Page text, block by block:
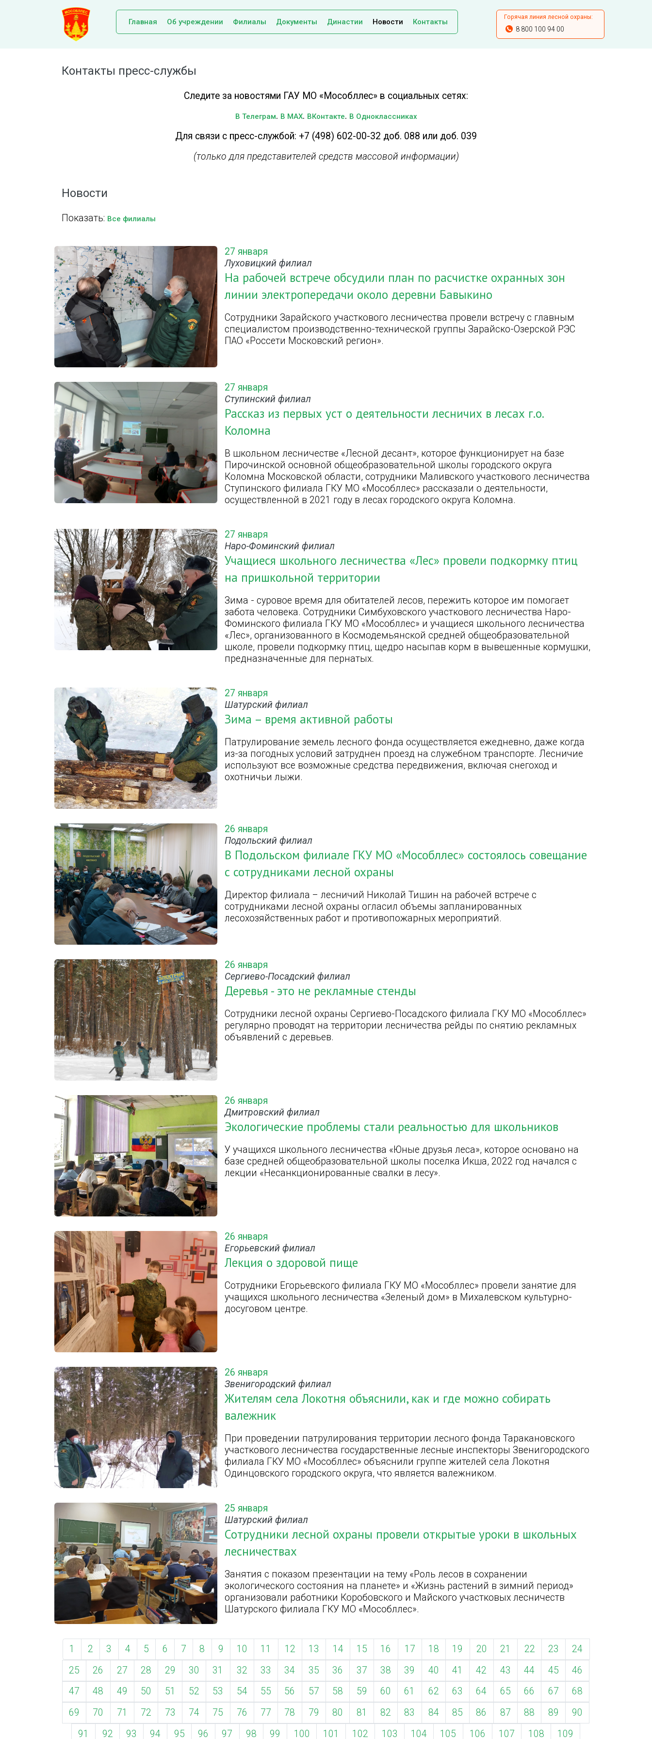
Главная Об учреждении Филиалы Документы Династии Новости Контакты
Горячая линия лесной охраны:
8 800 100 94 00
Контакты пресс-службы
Следите за новостями ГАУ МО «Мособллес» в социальных сетях:
В Телеграм. В MAX. ВКонтакте. В Одноклассниках
Для связи с пресс-службой: +7 (498) 602-00-32 доб. 088 или доб. 039
(только для представителей средств массовой информации)
Новости
Показать: Все филиалы
27 января
Луховицкий филиал
На рабочей встрече обсудили план по расчистке охранных зон
линии электропередачи около деревни Бавыкино
Сотрудники Зарайского участкового лесничества провели встречу с главным
специалистом производственно-технической группы Зарайско-Озерской РЭС
ПАО «Россети Московский регион».
27 января
Ступинский филиал
Рассказ из первых уст о деятельности лесничих в лесах г.о.
Коломна
В школьном лесничестве «Лесной десант», которое функционирует на базе
Пирочинской основной общеобразовательной школы городского округа
Коломна Московской области, сотрудники Маливского участкового лесничества
Ступинского филиала ГКУ МО «Мособллес» рассказали о деятельности,
осуществленной в 2021 году в лесах городского округа Коломна.
27 января
Наро-Фоминский филиал
Учащиеся школьного лесничества «Лес» провели подкормку птиц
на пришкольной территории
Зима - суровое время для обитателей лесов, пережить которое им помогает
забота человека. Сотрудники Симбуховского участкового лесничества Наро-
Фоминского филиала ГКУ МО «Мособллес» и учащиеся школьного лесничества
«Лес», организованного в Космодемьянской средней общеобразовательной
школе, провели подкормку птиц, щедро насыпав корм в вывешенные кормушки,
предназначенные для пернатых.
27 января
Шатурский филиал
Зима – время активной работы
Патрулирование земель лесного фонда осуществляется ежедневно, даже когда
из-за погодных условий затруднен проезд на служебном транспорте. Лесничие
используют все возможные средства передвижения, включая снегоход и
охотничьи лыжи.
26 января
Подольский филиал
В Подольском филиале ГКУ МО «Мособллес» состоялось совещание
с сотрудниками лесной охраны
Директор филиала – лесничий Николай Тишин на рабочей встрече с
сотрудниками лесной охраны огласил объемы запланированных
лесохозяйственных работ и противопожарных мероприятий.
26 января
Сергиево-Посадский филиал
Деревья - это не рекламные стенды
Сотрудники лесной охраны Сергиево-Посадского филиала ГКУ МО «Мособллес»
регулярно проводят на территории лесничества рейды по снятию рекламных
объявлений с деревьев.
26 января
Дмитровский филиал
Экологические проблемы стали реальностью для школьников
У учащихся школьного лесничества «Юные друзья леса», которое основано на
базе средней общеобразовательной школы поселка Икша, 2022 год начался с
лекции «Несанкционированные свалки в лесу».
26 января
Егорьевский филиал
Лекция о здоровой пище
Сотрудники Егорьевского филиала ГКУ МО «Мособллес» провели занятие для
учащихся школьного лесничества «Зеленый дом» в Михалевском культурно-
досуговом центре.
26 января
Звенигородский филиал
Жителям села Локотня объяснили, как и где можно собирать
валежник
При проведении патрулирования территории лесного фонда Таракановского
участкового лесничества государственные лесные инспекторы Звенигородского
филиала ГКУ МО «Мособллес» объяснили группе жителей села Локотня
Одинцовского городского округа, что является валежником.
25 января
Шатурский филиал
Сотрудники лесной охраны провели открытые уроки в школьных
лесничествах
Занятия с показом презентации на тему «Роль лесов в сохранении
экологического состояния на планете» и «Жизнь растений в зимний период»
организовали работники Коробовского и Майского участковых лесничеств
Шатурского филиала ГКУ МО «Мособллес».
1 2 3 4 5 6 7 8 9 10 11 12 13 14 15 16 17 18 19 20 21 22 23
24
25
26 27 28 29 30 31 32 33 34 35 36 37 38 39 40 41 42 43 44 45
46
47
48 49 50 51 52 53 54 55 56 57 58 59 60 61 62 63 64 65 66 67
68
69
70 71 72 73 74 75 76 77 78 79 80 81 82 83 84 85 86 87 88 89
90
91
92 93 94 95 96 97 98 99 100 101 102 103 104 105 106 107 108 109